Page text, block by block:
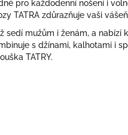
pro každodenní nošení i
TATRA zdůrazňuje vaši
sedí mužům i ženám, a
s džínami, kalhotami i
TATRY.